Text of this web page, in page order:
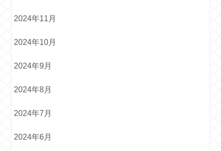
2024年11月
2024年10月
2024年9月
2024年8月
2024年7月
2024年6月